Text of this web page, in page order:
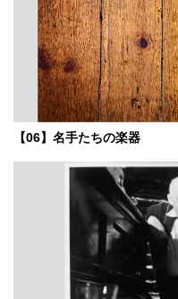
【06】名手たちの楽器